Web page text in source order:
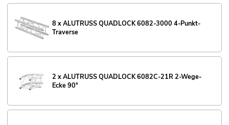
8 x ALUTRUSS QUADLOCK 6082-3000 4-Punkt-
Traverse
2 x ALUTRUSS QUADLOCK 6082C-21R 2-Wege-
Ecke 90°